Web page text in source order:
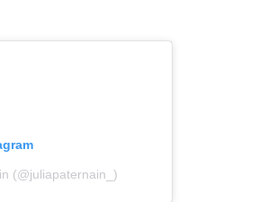
(@juliapaternain_)